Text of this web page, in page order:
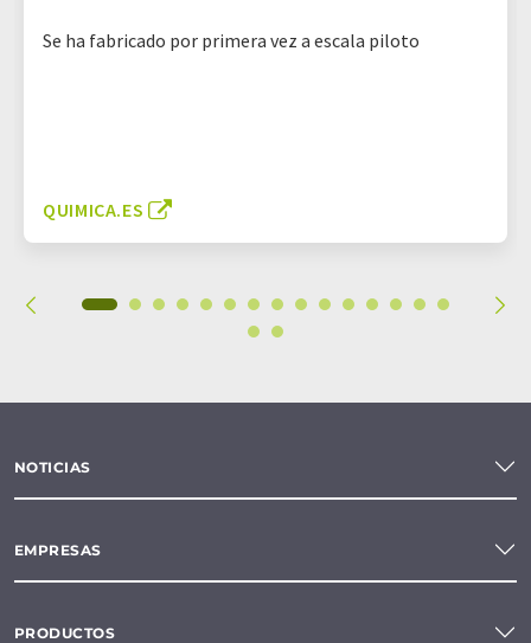
Se ha fabricado por primera vez a escala piloto
QUIMICA.ES
NOTICIAS
EMPRESAS
PRODUCTOS